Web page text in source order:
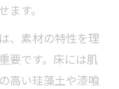
域密着型の安
ームの素材選
す。
、素材の特性を理
要です。床には肌
高い珪藻土や漆喰